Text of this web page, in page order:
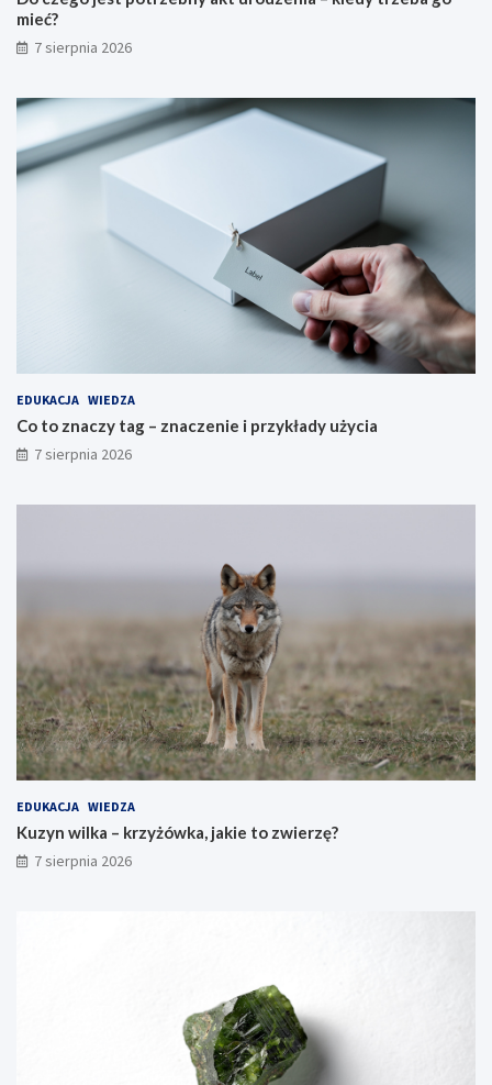
mieć?
7 sierpnia 2026
EDUKACJA WIEDZA
Co to znaczy tag – znaczenie i przykłady użycia
7 sierpnia 2026
EDUKACJA WIEDZA
Kuzyn wilka – krzyżówka, jakie to zwierzę?
7 sierpnia 2026